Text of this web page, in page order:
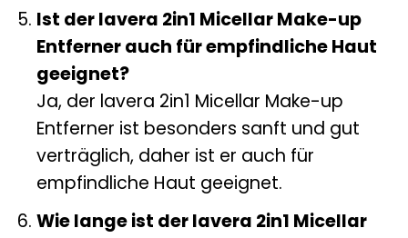
Ist der lavera 2in1 Micellar Make-up
Entferner auch für empfindliche Haut
geeignet?
Ja, der lavera 2in1 Micellar Make-up
Entferner ist besonders sanft und gut
verträglich, daher ist er auch für
empfindliche Haut geeignet.
Wie lange ist der lavera 2in1 Micellar